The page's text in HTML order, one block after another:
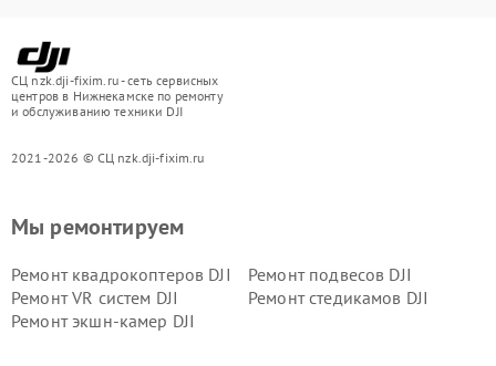
СЦ nzk.dji-fixim.ru - сеть сервисных
центров в Нижнекамске по ремонту
и обслуживанию техники DJI
2021-2026 © СЦ nzk.dji-fixim.ru
Мы ремонтируем
Ремонт квадрокоптеров DJI
Ремонт подвесов DJI
Ремонт VR систем DJI
Ремонт стедикамов DJI
Ремонт экшн-камер DJI